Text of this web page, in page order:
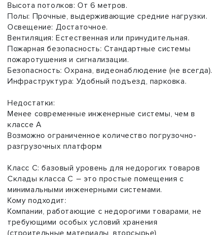
Высота потолков: От 6 метров.
Полы: Прочные, выдерживающие средние нагрузки.
Освещение: Достаточное.
Вентиляция: Естественная или принудительная.
Пожарная безопасность: Стандартные системы
пожаротушения и сигнализации.
Безопасность: Охрана, видеонаблюдение (не всегда).
Инфраструктура: Удобный подъезд, парковка.
Недостатки:
Менее современные инженерные системы, чем в
классе A
Возможно ограниченное количество погрузочно-
разгрузочных платформ
Класс C: базовый уровень для недорогих товаров
Склады класса C – это простые помещения с
минимальными инженерными системами.
Кому подходит:
Компании, работающие с недорогими товарами, не
требующими особых условий хранения
(строительные материалы, вторсырье)